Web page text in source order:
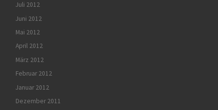
Juli 2012
Juni 2012
Mai 2012
April 2012
März 2012
Februar 2012
Januar 2012
Dezember 2011